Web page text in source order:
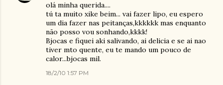
olá minha querida....
tú ta muito xike beim... vai fazer lipo, eu espero
um dia fazer nas peitanças,kkkkkk mas enquanto
não posso vou sonhando,kkkk!
Bjocas e fiquei aki salivando, ai delicia e se ai nao
tiver mto quente, eu te mando um pouco de
calor...bjocas mil.
18/2/10 1:57 PM